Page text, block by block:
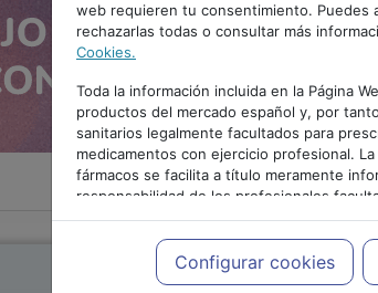
web requieren tu consentimiento. Puedes
rechazarlas todas o consultar más
Cookies.
Toda la información incluida en la Página
productos del mercado español y, por
sanitarios legalmente facultados para
medicamentos con ejercicio profesional.
fármacos se facilita a título meramente
responsabilidad de los profesionales
medicamentos y decidir, en cada caso
adecuado a las necesidades del paciente.
Configurar cookies
PUBLICIDAD